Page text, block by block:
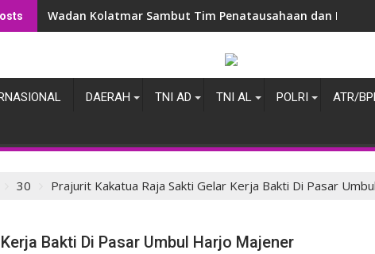
Wadan Kolatmar Sambut Tim Penatausahaan dan
DAERAH TNI AD TNI AL POLRI ATR/
30 Prajurit Kakatua Raja Sakti Gelar Kerja Bakti Di Pasar
Bakti Di Pasar Umbul Harjo Majener